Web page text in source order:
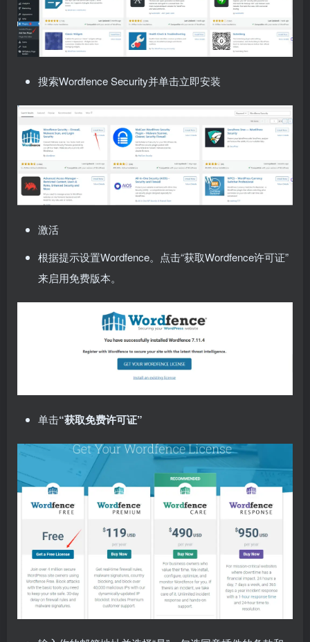
搜索Wordfence Security并单击立即安装
激活
根据提示设置Wordfence。点击“获取Wordfence许可证”
来启用免费版本。
单击“获取免费许可证”